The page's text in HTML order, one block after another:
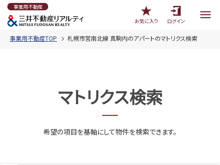
事業用不動産
お気に入り
ログイン
事業用不動産TOP 札幌市営南北線 真駒内のアパートのマトリクス検索
マトリクス検索
希望の項目を基軸にして物件を検索できます。